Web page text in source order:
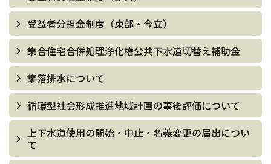
受益者分担金制度（東部・今立）
集合住宅合併処理浄化槽公共下水道切替え補助金
集落排水について
循環型社会形成推進地域計画の事後評価について
上下水道使用の開始・中止・名義変更の届出につい
て